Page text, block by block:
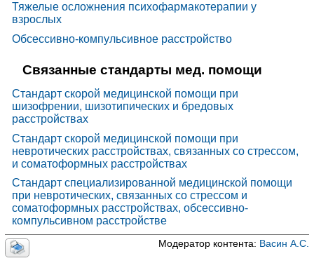
Тяжелые осложнения психофармакотерапии у
взрослых
Обсессивно-компульсивное расстройство
Связанные стандарты мед. помощи
Стандарт скорой медицинской помощи при
шизофрении, шизотипических и бредовых
расстройствах
Стандарт скорой медицинской помощи при
невротических расстройствах, связанных со стрессом,
и соматоформных расстройствах
Стандарт специализированной медицинской помощи
при невротических, связанных со стрессом и
соматоформных расстройствах, обсессивно-
компульсивном расстройстве
Модератор контента: Васин А.С.